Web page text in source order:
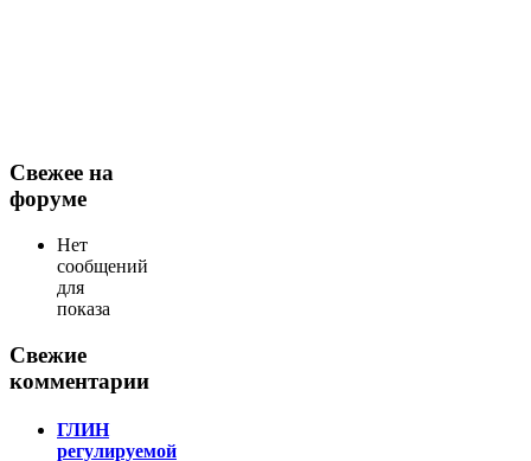
Свежее на
форуме
Нет
сообщений
для
показа
Свежие
комментарии
ГЛИН
регулируемой